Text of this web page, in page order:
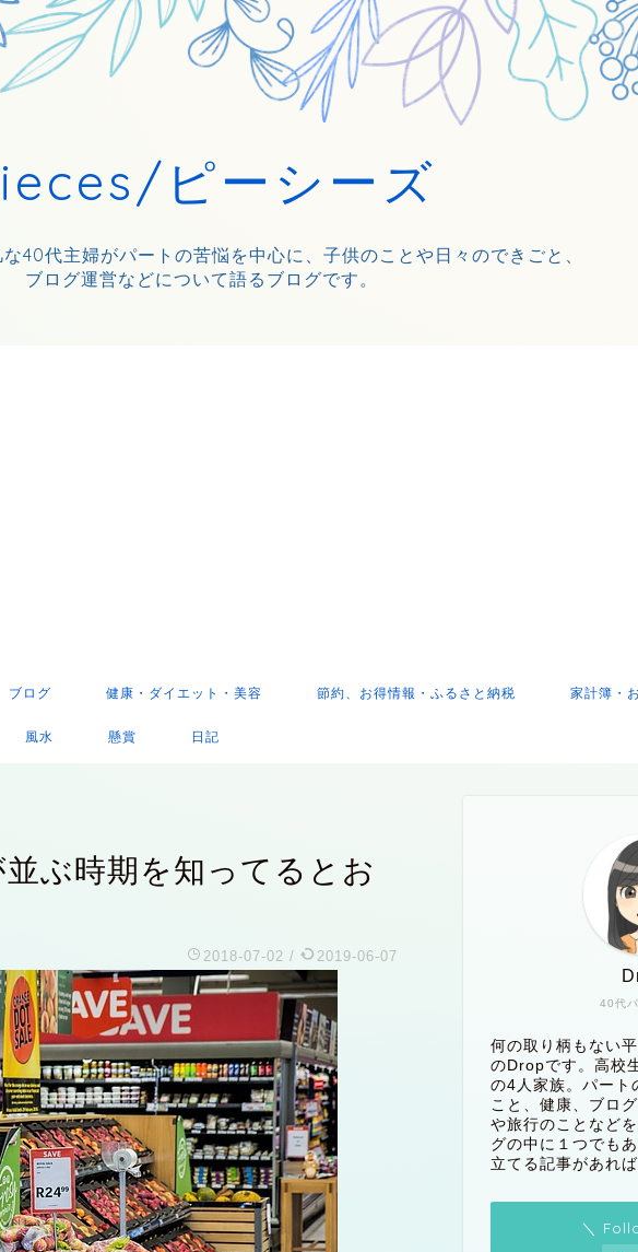
ピーシーズ
40代主婦がパートの苦悩を中心に、子供のことや日々のできごと、
ブログ運営などについて語るブログです。
ブログ 健康・ダイエット・美容 節約、お得情報・ふるさと納税 家計簿・
風水 懸賞 日記
ぶ時期を知ってるとお
2018-07-02 / 2019-06-07
40代
何の取り柄もない
のDropです。高校
の4人家族。パート
こと、健康、ブロ
や旅行のことなど
グの中に１つでも
立てる記事があれば
＼